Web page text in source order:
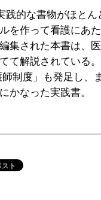
践的な書物がほとん
を作って看護にあ
集された本書は、
て解説されている
師制度」も発足し、
かなった実践書。